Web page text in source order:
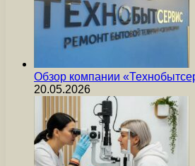
Обзор компании
20.05.2026